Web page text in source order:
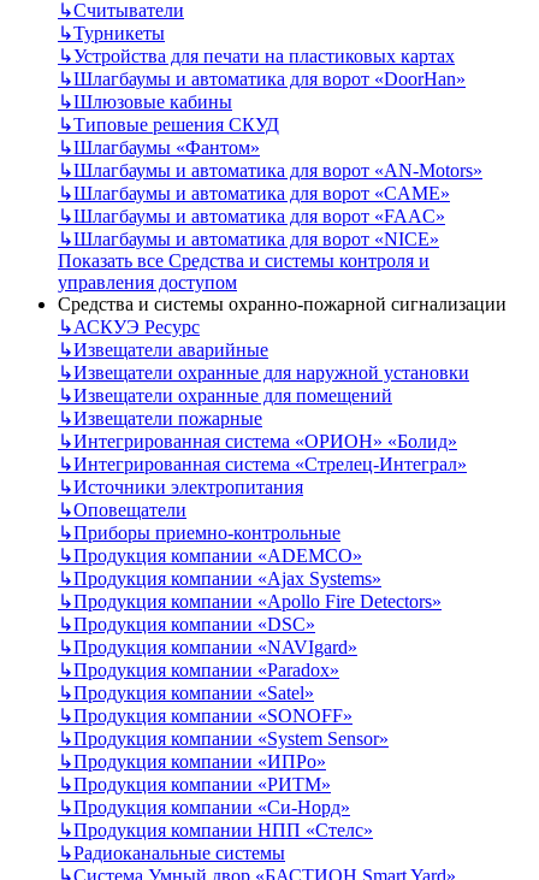
↳Считыватели
↳Турникеты
↳Устройства для печати на пластиковых картах
↳Шлагбаумы и автоматика для ворот «DoorHan»
↳Шлюзовые кабины
↳Типовые решения СКУД
↳Шлагбаумы «Фантом»
↳Шлагбаумы и автоматика для ворот «AN-Motors»
↳Шлагбаумы и автоматика для ворот «CAME»
↳Шлагбаумы и автоматика для ворот «FAAC»
↳Шлагбаумы и автоматика для ворот «NICE»
Показать все Средства и системы контроля и
управления доступом
Средства и системы охранно-пожарной сигнализации
↳АСКУЭ Ресурс
↳Извещатели аварийные
↳Извещатели охранные для наружной установки
↳Извещатели охранные для помещений
↳Извещатели пожарные
↳Интегрированная система «ОРИОН» «Болид»
↳Интегрированная система «Стрелец-Интеграл»
↳Источники электропитания
↳Оповещатели
↳Приборы приемно-контрольные
↳Продукция компании «ADEMCO»
↳Продукция компании «Ajax Systems»
↳Продукция компании «Apollo Fire Detectors»
↳Продукция компании «DSC»
↳Продукция компании «NAVIgard»
↳Продукция компании «Paradox»
↳Продукция компании «Satel»
↳Продукция компании «SONOFF»
↳Продукция компании «System Sensor»
↳Продукция компании «ИПРо»
↳Продукция компании «РИТМ»
↳Продукция компании «Си-Норд»
↳Продукция компании НПП «Стелс»
↳Радиоканальные системы
↳Система Умный двор «БАСТИОН Smart Yard»